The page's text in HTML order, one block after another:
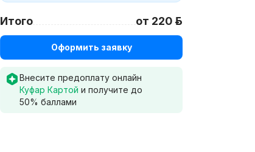
Итого от 220 р.
Оформить заявку
Внесите предоплату онлайн
Куфар Картой и получите до
50% баллами